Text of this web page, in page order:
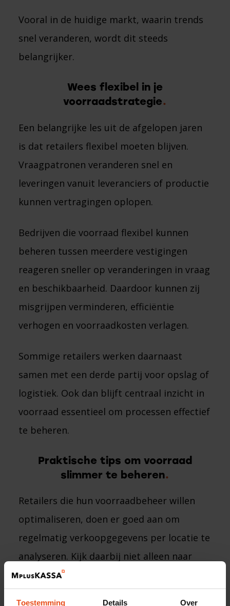
Toestemming Details Over
Vooral in de huidige markt, waarin trends
snel veranderen, wordt dit steeds
belangrijker.
Wees flexibel in je
voorraadstrategie
Een belangrijke les uit de afgelopen jaren
is dat retailers flexibel moeten blijven.
Vraagpatronen veranderen snel en
leveringen vanuit leveranciers of productie
kunnen vertragingen oplopen.
Bedrijven die voorraad flexibel kunnen
beheren tussen meerdere vestigingen
reageren sneller op veranderingen in vraag
en beschikbaarheid. Daardoor kunnen zij
misgrijpen verminderen, efficiëntie
verhogen en voorraadkosten verlagen.
Sommige retailers werken daarnaast
samen met een derde partij voor opslag of
logistiek. Ook dan blijft centraal inzicht in
voorraad essentieel om processen effectief
te beheren.
Praktische tips om voorraad
slimmer te beheren
Retailers die hun voorraadbeheer willen
optimaliseren, doen er goed aan om
regelmatig verkoopgegevens per locatie te
analyseren. Kijk daarbij niet alleen naar
totale voorraad, maar vooral naar welke
verkopende producten snel bewegen en